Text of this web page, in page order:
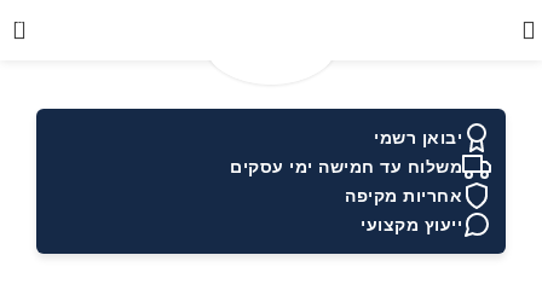
0
יבואן רשמי
משלוח עד חמישה ימי עסקים
אחריות מקיפה
ייעוץ מקצועי